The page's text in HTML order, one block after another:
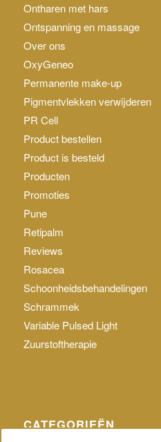
Ontharen met hars
Ontspanning en massage
Over ons
OxyGeneo
Permanente make-up
Pigmentvlekken verwijderen
PR Cell
Product bestellen
Product is besteld
Producten
Promoties
Pune
Retipalm
Reviews
Rosacea
Schoonheidsbehandelingen
Schrammek
Variable Pulsed Light
Zuurstoftherapie
CATEGORIEËN